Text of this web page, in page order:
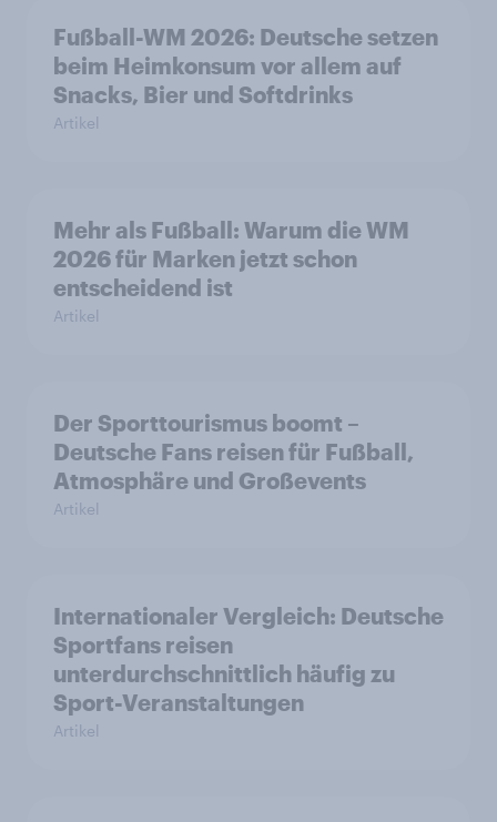
Fußball-WM 2026: Deutsche setzen
beim Heimkonsum vor allem auf
Snacks, Bier und Softdrinks
Artikel
Mehr als Fußball: Warum die WM
2026 für Marken jetzt schon
entscheidend ist
Artikel
Der Sporttourismus boomt –
Deutsche Fans reisen für Fußball,
Atmosphäre und Großevents
Artikel
Internationaler Vergleich: Deutsche
Sportfans reisen
unterdurchschnittlich häufig zu
Sport-Veranstaltungen
Artikel